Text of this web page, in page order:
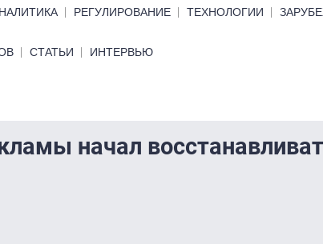
РЕГУЛИРОВАНИЕ ТЕХНОЛОГИИ
СТАТЬИ ИНТЕРВЬЮ
начал